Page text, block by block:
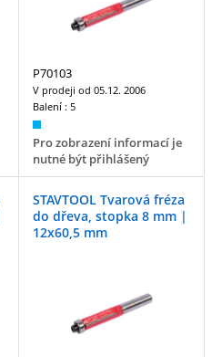
P70103
V prodeji od 05.12. 2006
Balení : 5
Pro zobrazení informací je
nutné být přihlášený
STAVTOOL Tvarová fréza
do dřeva, stopka 8 mm |
12x60,5 mm